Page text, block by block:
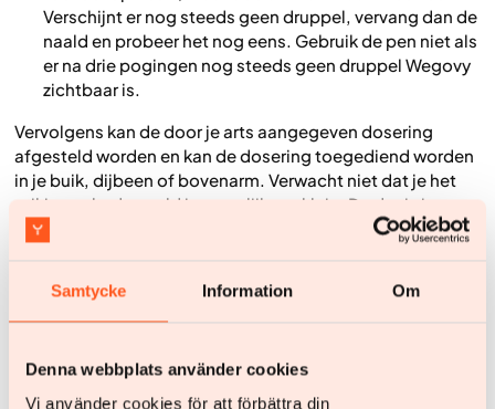
Samtycke Information Om
Denna webbplats använder cookies
Vi använder cookies för att förbättra din
Verschijnt er nog steeds geen druppel, vervang dan de
naald en probeer het nog eens. Gebruik de pen niet als
er na drie pogingen nog steeds geen druppel Wegovy
zichtbaar is.
Vervolgens kan de door je arts aangegeven dosering
afgesteld worden en kan de dosering toegediend worden
in je buik, dijbeen of bovenarm. Verwacht niet dat je het
prikje voelt, de naald is namelijk erg klein. De dosis is
correct toegediend en hoeft niet te worden herhaald.
Bereid de pen voor